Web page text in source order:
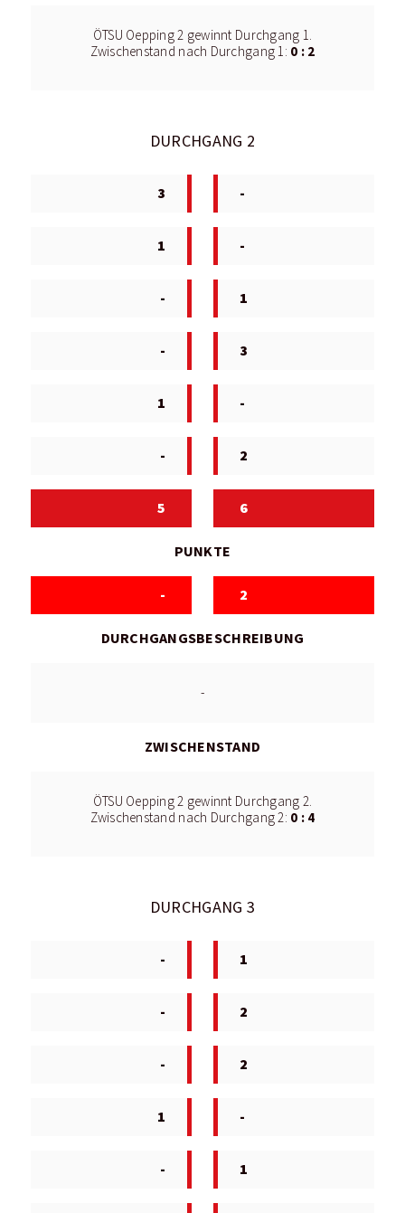
ÖTSU Oepping 2 gewinnt Durchgang 1.
Zwischenstand nach Durchgang 1: 0 : 2
DURCHGANG 2
3 -
1 -
- 1
- 3
1 -
- 2
5 6
PUNKTE
- 2
DURCHGANGSBESCHREIBUNG
-
ZWISCHENSTAND
ÖTSU Oepping 2 gewinnt Durchgang 2.
Zwischenstand nach Durchgang 2: 0 : 4
DURCHGANG 3
- 1
- 2
- 2
1 -
- 1